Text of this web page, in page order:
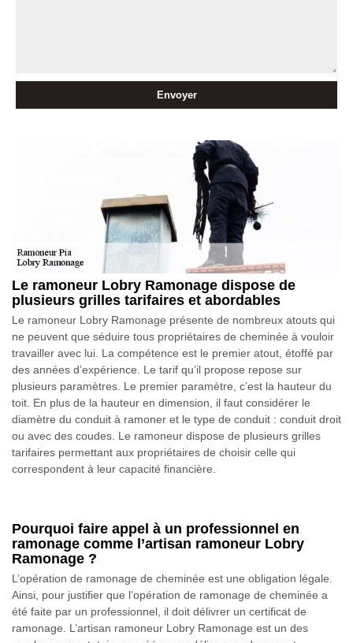
Le ramoneur Lobry Ramonage dispose de
plusieurs grilles tarifaires et abordables
Le ramoneur Lobry Ramonage présente de nombreux atouts qui
ne peuvent que séduire tous propriétaires de cheminée à vouloir
travailler avec lui. La compétence est le premier atout, étoffé par
des années d’expérience. Le tarif qu’il propose repose sur
plusieurs paramètres. Le premier paramètre, c’est la hauteur du
toit. En plus de la hauteur en dimension, il faut considérer le
diamètre du conduit à ramoner et le type de conduit : conduit droit
ou avec des coudes. Le ramoneur dispose de plusieurs grilles
tarifaires permettant aux propriétaires de choisir celle qui
correspondent à leur capacité financière.
Pourquoi faire appel à un professionnel en
ramonage comme l’artisan ramoneur Lobry
Ramonage ?
L’opération de ramonage de cheminée est une obligation légale.
Ainsi, pour justifier que l’opération de ramonage de cheminée a
été faite par un professionnel, il doit délivrer un certificat de
ramonage. L’artisan ramoneur Lobry Ramonage est un des